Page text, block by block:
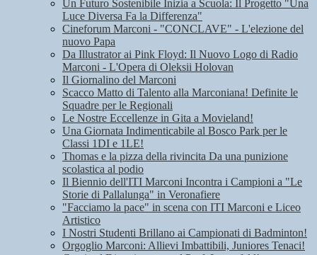
Un Futuro Sostenibile Inizia a Scuola: Il Progetto "Una
Luce Diversa Fa la Differenza"
Cineforum Marconi - "CONCLAVE" - L'elezione del
nuovo Papa
Da Illustrator ai Pink Floyd: Il Nuovo Logo di Radio
Marconi - L'Opera di Oleksii Holovan
Il Giornalino del Marconi
Scacco Matto di Talento alla Marconiana! Definite le
Squadre per le Regionali
Le Nostre Eccellenze in Gita a Movieland!
Una Giornata Indimenticabile al Bosco Park per le
Classi 1DI e 1LE!
Thomas e la pizza della rivincita Da una punizione
scolastica al podio
Il Biennio dell'ITI Marconi Incontra i Campioni a "Le
Storie di Pallalunga" in Veronafiere
"Facciamo la pace" in scena con ITI Marconi e Liceo
Artistico
I Nostri Studenti Brillano ai Campionati di Badminton!
Orgoglio Marconi: Allievi Imbattibili, Juniores Tenaci!